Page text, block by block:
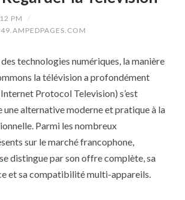
PM
/
technologies numériques, la manière
la télévision a profondément
Protocol Television) s’est
une alternative moderne et pratique à la
Parmi les nombreux
sur le marché francophone,
se distingue par son offre complète, sa
et sa compatibilité multi-appareils.